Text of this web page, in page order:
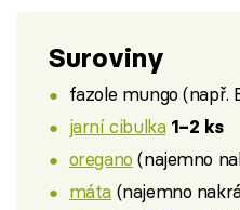
Suroviny
fazole mungo (např.
jarní cibulka 1–2 ks
oregano (najemno
máta (najemno